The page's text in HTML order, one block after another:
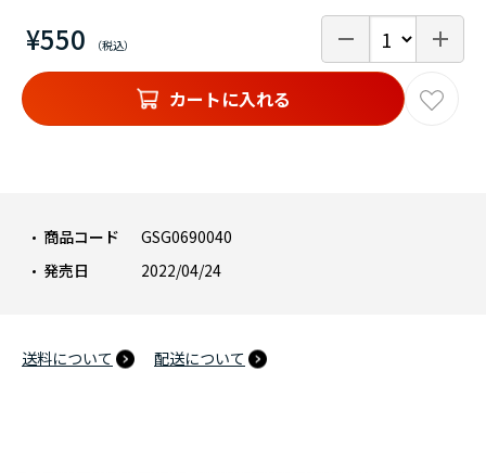
¥550
商品コード
GSG0690040
発売日
2022/04/24
送料について 配送について
カートに入れる